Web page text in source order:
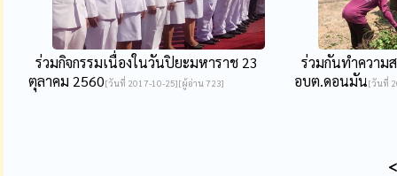
ร่วมกิจกรรมเนื่องในวันปิยะมหาราช 23
ตุลาคม 2560[วันที่ 2017-10-25][ผู้อ่าน 723]
ร่วมกันทำความ
อบต.ดอนมัน[วันที่